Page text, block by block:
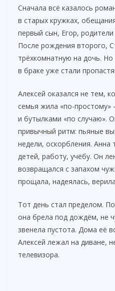
Сначала всё казалось
в старых кружках,
первый сын, Егор,
После рождения второго,
трёхкомнатную на дочь.
в браке уже стали
Алексей оказался не тем,
семья жила «по-
и бутылками «по случаю».
привычный ритм: пьяные
недели, оскорбления.
детей, работу, учёбу. Он
возвращался с запахом
прощала, надеялась,
Тот день стал пределом.
она брела под дождём, не
звенела пустота. Дома её
Алексей лежал на диване,
телевизора.